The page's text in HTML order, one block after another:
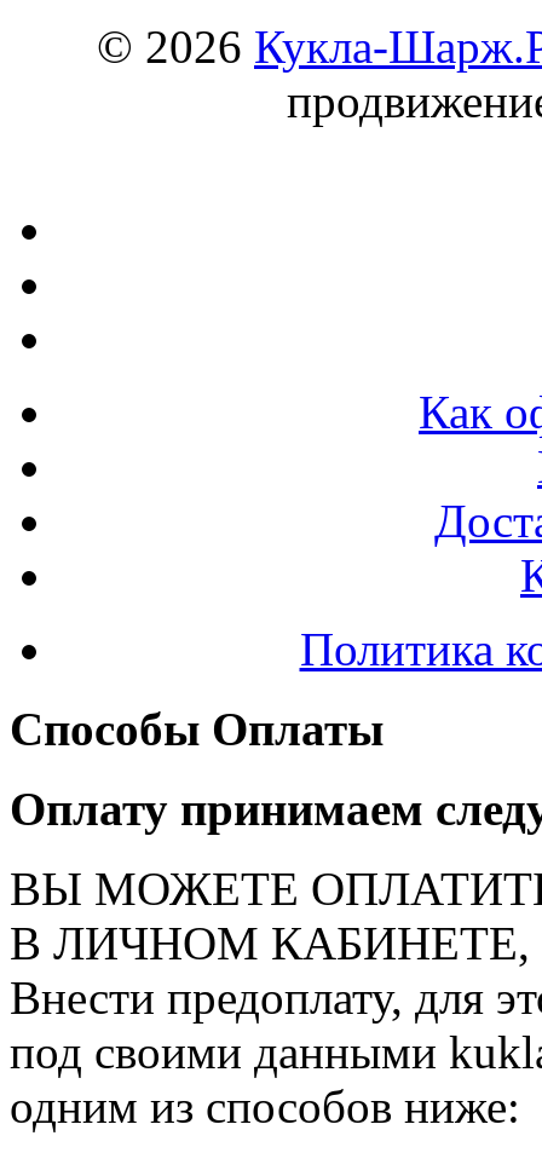
© 2026 Кукла-
Как
Политика
Способы Оплаты
Оплату принимаем
ВЫ МОЖЕТЕ
В ЛИЧНОМ КАБИНЕТЕ,
Внести предоплату, для
под своими данными
одним из способов ниже: